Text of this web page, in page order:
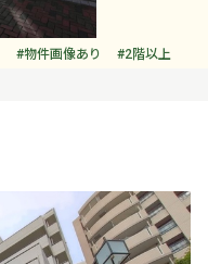
#物件画像あり #2階以上